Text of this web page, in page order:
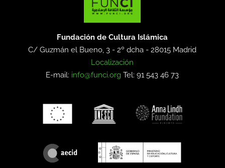
Fundación de Cultura Islámica
C/ Guzmán el Bueno, 3 - 2º dcha -28015 Madrid
Localización
E-mail: info@funci.org Tel: 91 543 46 73